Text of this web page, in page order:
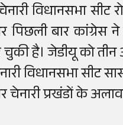
विधानसभा
पिछली बार कांग्रेस
है। जेडीयू को
विधानसभा सीट
चेनारी प्रखंडों के